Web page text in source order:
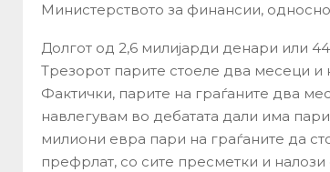
Министерството за финансии,
Долгот од 2,6 милијарди денари или
Трезорот парите стоеле два месеци и
Фактички, парите на граѓаните два
навлегувам во дебатата дали има
милиони евра пари на граѓаните да
префрлат, со сите пресметки и